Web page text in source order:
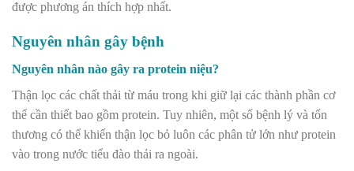
được phương án thích hợp nhất.
Nguyên nhân gây bệnh
Nguyên nhân nào gây ra protein niệu?
Thận lọc các chất thải từ máu trong khi giữ lại các thành phần cơ
thể cần thiết bao gồm protein. Tuy nhiên, một số bệnh lý và tổn
thương có thể khiến thận lọc bỏ luôn các phân tử lớn như protein
vào trong nước tiểu đào thải ra ngoài.